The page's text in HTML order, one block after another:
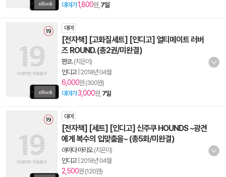
대여가1,800원, 7일
대여
[전자책] [고화질세트] [인디고] 얼티메이트 러버
즈 ROUND. (총2권/미완결)
판코.(지은이)
인디고| 2018년 04월
6,000원 (300원)
대여가3,000원, 7일
대여
[전자책] [세트] [인디고] 신주쿠 HOUNDS ~광견
에게 복수의 입맞춤을~ (총5화/미완결)
야마다 마리오(지은이)
인디고| 2018년 04월
2,500원 (120원)